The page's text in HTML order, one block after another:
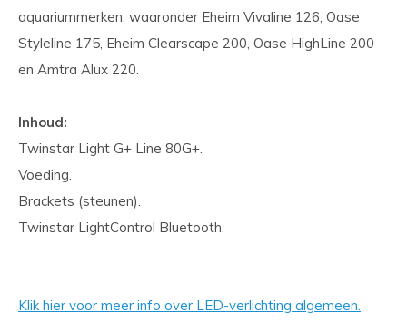
aquariummerken, waaronder Eheim Vivaline 126, Oase
Styleline 175, Eheim Clearscape 200, Oase HighLine 200
en Amtra Alux 220.
Inhoud:
Twinstar Light G+ Line 80G+.
Voeding.
Brackets (steunen).
Twinstar LightControl Bluetooth.
Klik hier voor meer info over LED-verlichting algemeen.